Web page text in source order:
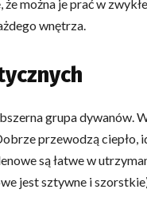
można je prać w
wnętrza.
grupa dywanów.
przewodzą ciepło,
są łatwe w
jest sztywne i